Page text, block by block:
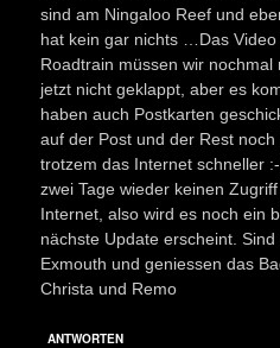
sind am Ningaloo Reef und
hat kein gar nichts …Das Video
Roadtrain müssen wir
jetzt nicht geklappt, aber es
haben auch Postkarten
auf der Post und der Rest
trotzem das Internet schneller
zwei Tage wieder keinen
Internet, also wird es noch ein
nächste Update erscheint.
Exmouth und geniessen das
Christa und Remo
ANTWORTEN